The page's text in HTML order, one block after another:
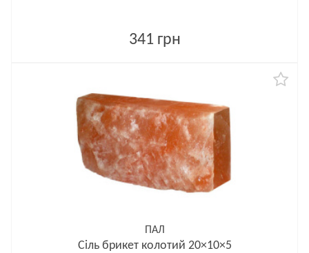
341 грн
ПАЛ
Сіль брикет колотий 20×10×5